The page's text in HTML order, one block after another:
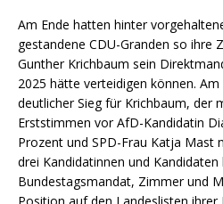
Am Ende hatten hinter
gestandene CDU-Granden so ihre
Gunther Krichbaum sein
2025 hätte verteidigen können.
deutlicher Sieg für Krichbaum, der
Erststimmen vor AfD-Kandidatin
Prozent und SPD-Frau Katja Mast
drei Kandidatinnen und Kandidaten
Bundestagsmandat, Zimmer und